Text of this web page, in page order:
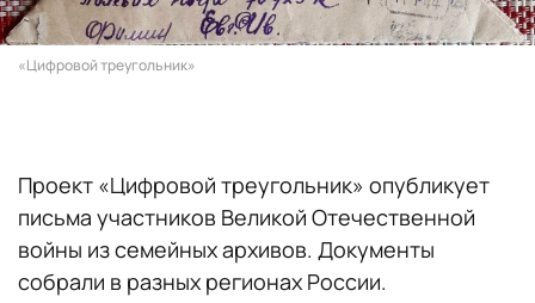
«Цифровой треугольник»
Проект «Цифровой треугольник» опубликует
письма участников Великой Отечественной
войны из семейных архивов. Документы
собрали в разных регионах России.